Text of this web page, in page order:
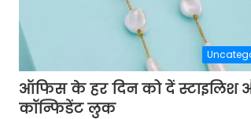
ऑफिस के हर दिन को दें स्टाइलिश
कॉन्फिडेंट लुक